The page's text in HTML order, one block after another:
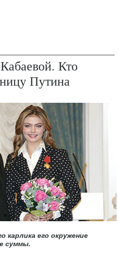
Кто
Путина
карлика его окружение
суммы.